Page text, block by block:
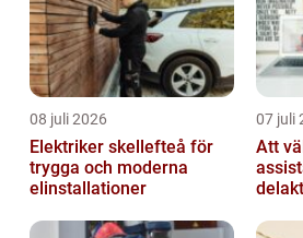
08 juli 2026
Elektriker skellefteå för
trygga och moderna
elinstallationer
07 juli
Att